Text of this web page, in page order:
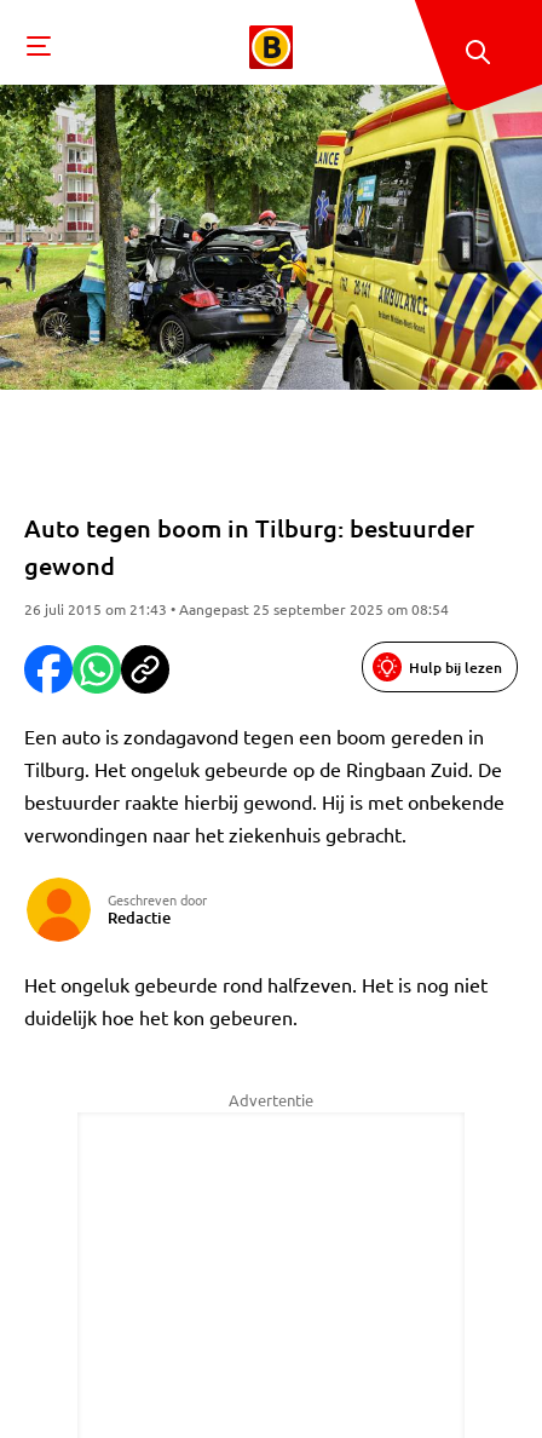
Auto tegen boom in Tilburg: bestuurder
gewond
26 juli 2015 om 21:43 • Aangepast 25 september 2025 om 08:54
Hulp bij lezen
Een auto is zondagavond tegen een boom gereden in
Tilburg. Het ongeluk gebeurde op de Ringbaan Zuid. De
bestuurder raakte hierbij gewond. Hij is met onbekende
verwondingen naar het ziekenhuis gebracht.
Geschreven door
Redactie
Het ongeluk gebeurde rond halfzeven. Het is nog niet
duidelijk hoe het kon gebeuren.
Advertentie